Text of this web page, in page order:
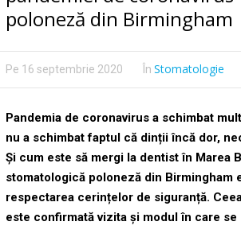
poloneză din Birmingham
Pe 16 septembrie 2020 În Stomatologie
Pandemia de coronavirus a schimbat
nu a schimbat faptul că dinții încă dor,
Și cum este să mergi la dentist în Marea
stomatologică poloneză din Birmingham
respectarea cerințelor de siguranță.
este confirmată vizita și modul în care se